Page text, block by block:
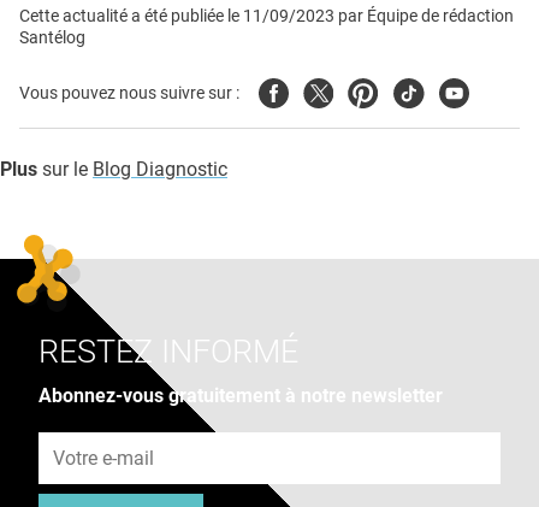
Cette actualité a été publiée le 11/09/2023 par Équipe de rédaction
Santélog
Vous pouvez nous suivre sur : FacebookTwitterPinterest
TiktokYoutube
Plus sur le Blog Diagnostic
RESTEZ INFORMÉ
Abonnez-vous gratuitement à notre newsletter